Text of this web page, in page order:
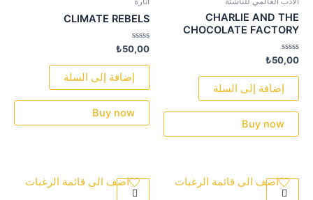
CHARLIE AND THE
CHOCOLATE FACTORY
تم
التقييم
0
₺50,00
إضافة إلى السلة
Buy now
CLIMATE REBELS
تم
التقييم
0
₺50,00
إضافة إلى السلة
Buy now
اضف الى قائمة الرغبات اضف الى قائمة الرغبات